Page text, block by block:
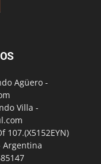
Agüero -
Villa -
107.(X5152EYN)
Argentina